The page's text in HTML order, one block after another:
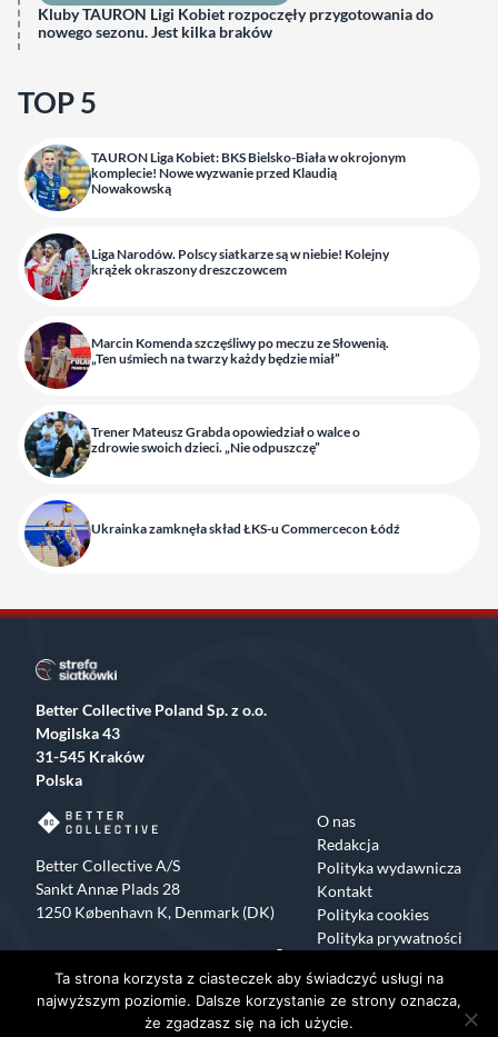
Kluby TAURON Ligi Kobiet rozpoczęły przygotowania do
nowego sezonu. Jest kilka braków
TOP 5
TAURON Liga Kobiet: BKS Bielsko-Biała w okrojonym
komplecie! Nowe wyzwanie przed Klaudią
Nowakowską
Liga Narodów. Polscy siatkarze są w niebie! Kolejny
krążek okraszony dreszczowcem
Marcin Komenda szczęśliwy po meczu ze Słowenią.
„Ten uśmiech na twarzy każdy będzie miał”
Trener Mateusz Grabda opowiedział o walce o
zdrowie swoich dzieci. „Nie odpuszczę”
Ukrainka zamknęła skład ŁKS-u Commercecon Łódź
Better Collective Poland Sp. z o.o.
Mogilska 43
31-545 Kraków
Polska
Better Collective A/S
Sankt Annæ Plads 28
1250 København K, Denmark (DK)
O nas
Redakcja
Polityka wydawnicza
Kontakt
Polityka cookies
Polityka prywatności
Facebook
X Instagram
TikTok
Copyrights 2015-2024 Strefa Siatkówki All rights reserved
Ta strona korzysta z ciasteczek aby świadczyć usługi na
najwyższym poziomie. Dalsze korzystanie ze strony oznacza,
że zgadzasz się na ich użycie.